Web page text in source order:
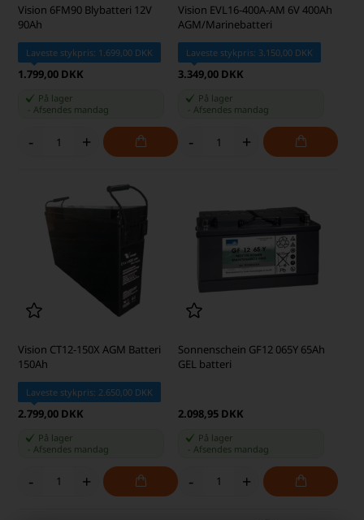
Vision 6FM90 Blybatteri 12V
90Ah
Laveste stykpris: 1.699,00 DKK
1.799,00 DKK
På lager
-Afsendes mandag
- +
Vision EVL16-400A-AM 6V 400Ah
AGM/Marinebatteri
Laveste stykpris: 3.150,00 DKK
3.349,00 DKK
På lager
Afsendes mandag
- +
Vision CT12-150X AGM Batteri
150Ah
Laveste stykpris: 2.650,00 DKK
2.799,00 DKK
På lager
Afsendes mandag
- +
Sonnenschein GF12 065Y 65Ah
GEL batteri
2.098,95 DKK
På lager
Afsendes mandag
- +